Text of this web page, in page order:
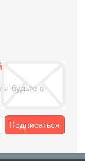
будьте в
Подписаться